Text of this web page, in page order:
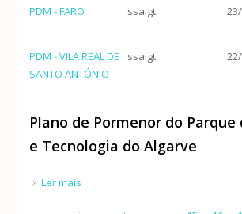
PDM - FARO ssaigt
PDM - VILA REAL DE
SANTO ANTÓNIO
ssaigt
Plano de Pormenor do Parque
e Tecnologia do Algarve
Ler mais